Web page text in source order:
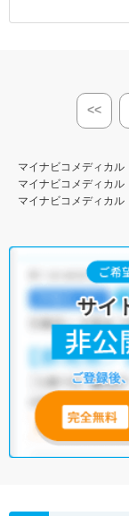
<<
マイナビコメディカル
マイナビコメディカル
マイナビコメディカル